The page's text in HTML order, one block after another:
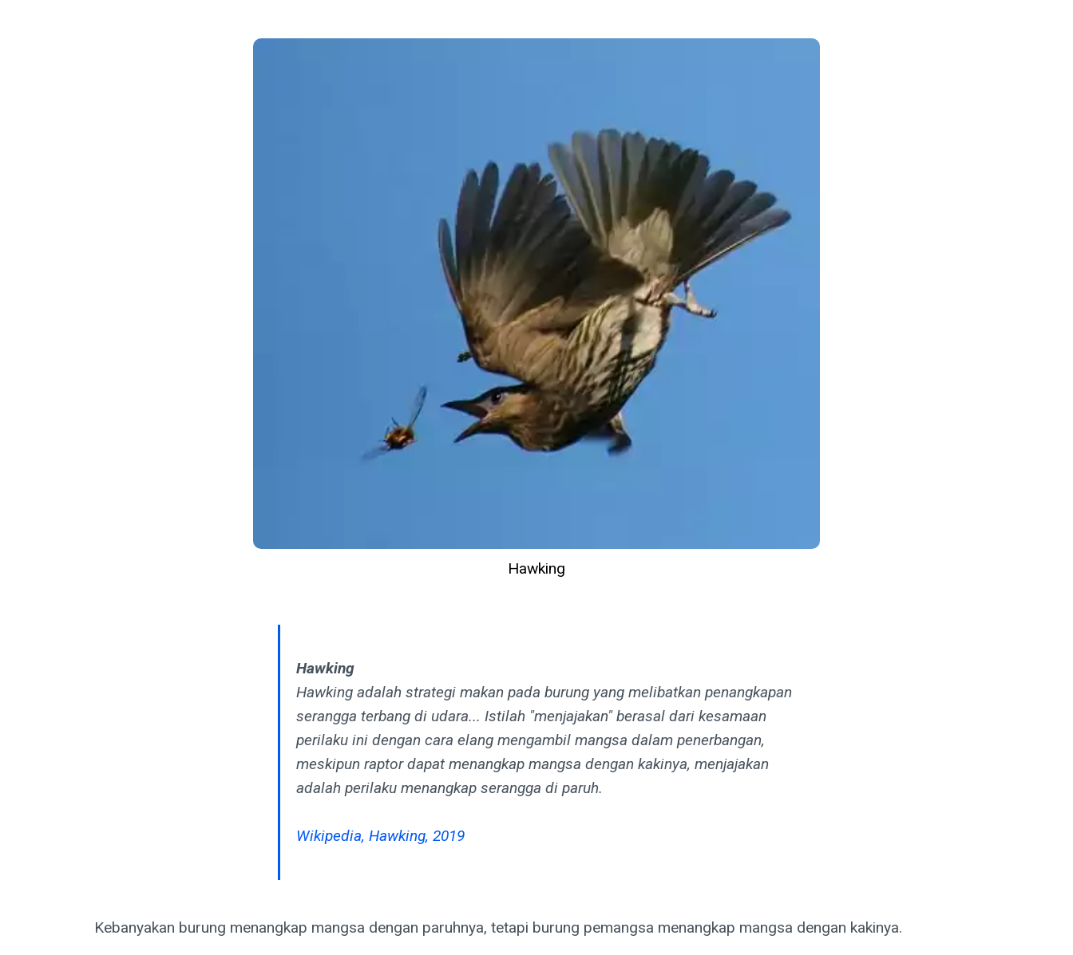
Hawking
Hawking
Hawking adalah strategi makan pada burung yang melibatkan penangkapan
serangga terbang di udara... Istilah "menjajakan" berasal dari kesamaan
perilaku ini dengan cara elang mengambil mangsa dalam penerbangan,
meskipun raptor dapat menangkap mangsa dengan kakinya, menjajakan
adalah perilaku menangkap serangga di paruh.
Wikipedia, Hawking, 2019
Kebanyakan burung menangkap mangsa dengan paruhnya, tetapi burung pemangsa menangkap mangsa dengan kakinya.